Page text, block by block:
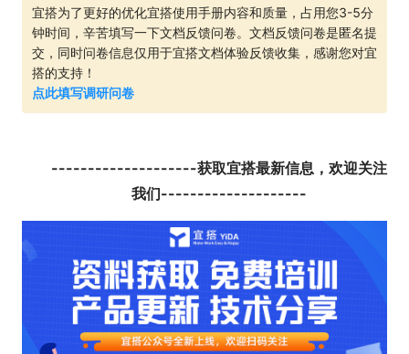
宜搭为了更好的优化宜搭使用手册内容和质量，占用您3-5分
钟时间，辛苦填写一下文档反馈问卷。文档反馈问卷是匿名提
交，同时问卷信息仅用于宜搭文档体验反馈收集，感谢您对宜
搭的支持！
点此填写调研问卷
--------------------获取宜搭最新信息，欢迎关注
我们--------------------